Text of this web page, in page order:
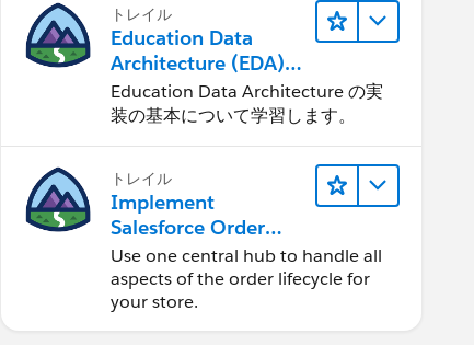
トレイル
Education Data
Architecture (EDA)
の管理
Education Data Architecture の実
装の基本について学習します。
トレイル
Implement
Salesforce Order
Management with a
B2B, B2C, or B2B2C
Commerce Store
Use one central hub to handle all
aspects of the order lifecycle for
your store.